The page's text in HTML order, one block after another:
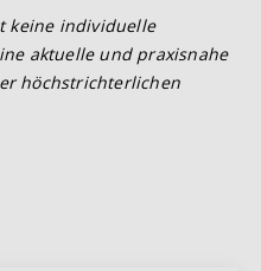
keine individuelle
aktuelle und praxisnahe
höchstrichterlichen